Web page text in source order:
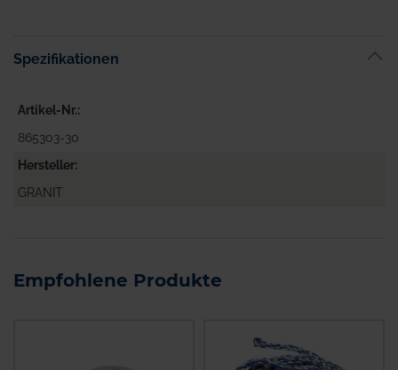
Spezifikationen
Artikel-Nr.
865303-30
Hersteller
GRANIT
Empfohlene Produkte